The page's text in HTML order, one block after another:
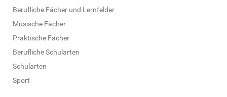
Berufliche Fächer und Lernfelder
Musische Fächer
Praktische Fächer
Berufliche Schularten
Schularten
Sport